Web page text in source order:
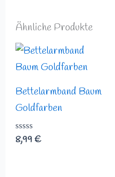
Ähnliche Produkte
Bettelarmband Baum
Goldfarben
Bewertet
mit
8,99 €